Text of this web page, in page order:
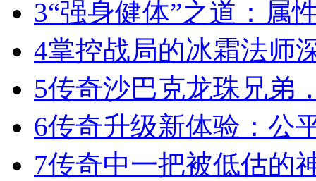
3“强身健体”之道：属
4掌控战局的冰霜法师
5传奇沙巴克龙珠兄弟
6传奇升级新体验：公
7传奇中一把被低估的